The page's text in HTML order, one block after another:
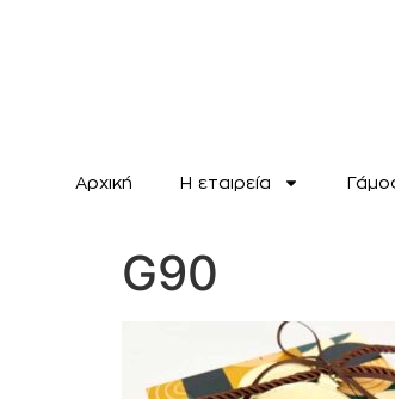
Αρχική H εταιρεία
G90